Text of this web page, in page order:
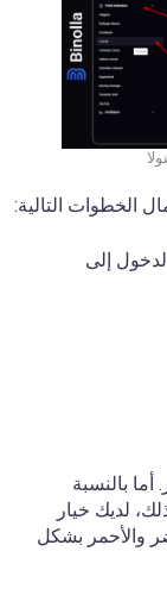
الخطوات التالية:
إلى
بالنسبة
لديك خيار
والأحمر بشكل